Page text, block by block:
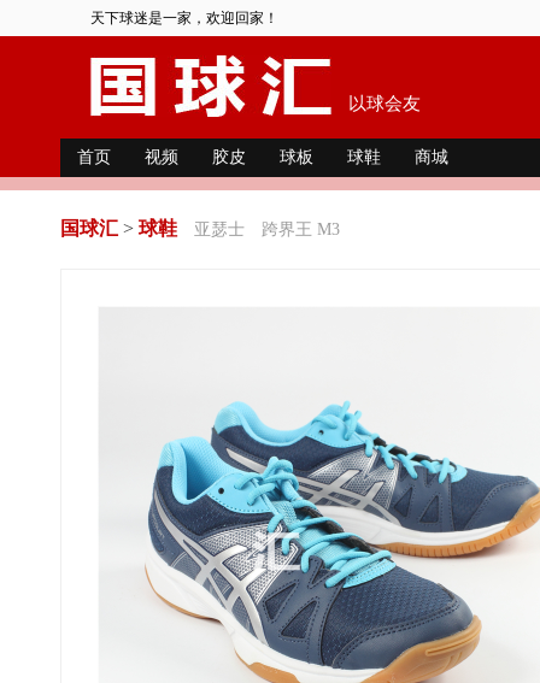
天下球迷是一家，欢迎回家！
以球会友
首页 视频 胶皮 球板 球鞋 商城
国球汇 > 球鞋 亚瑟士 跨界王 M3